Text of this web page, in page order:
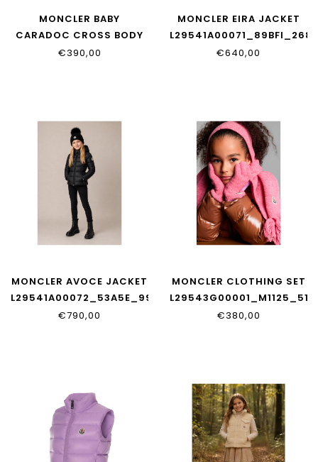
MONCLER BABY
CARADOC CROSS BODY
BAG
€390,00
MONCLER EIRA JACKET
L29541A00071_89BFI_268
€640,00
MONCLER AVOCE JACKET
L29541A00072_53A5E_999
€790,00
MONCLER CLOTHING SET
L29543G00001_M1125_51D
€380,00